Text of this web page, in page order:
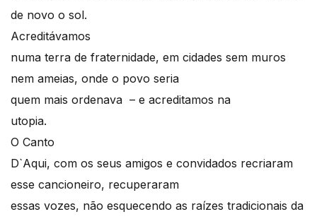
de novo o sol.
Acreditávamos
numa terra de fraternidade, em cidades sem muros
nem ameias, onde o povo seria
quem mais ordenava – e acreditamos na
utopia.
O Canto
D`Aqui, com os seus amigos e convidados recriaram
esse cancioneiro, recuperaram
essas vozes, não esquecendo as raízes tradicionais da